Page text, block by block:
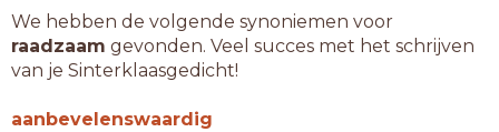
We hebben de volgende synoniemen voor
raadzaam gevonden. Veel succes met het schrijven
van je Sinterklaasgedicht!
aanbevelenswaardig